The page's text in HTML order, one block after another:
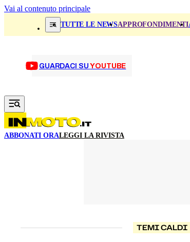
Vai al contenuto principale
TUTTE LE NEWSAPPROFONDIMENTI
GUARDACI SUYOUTUBE
ABBONATI ORALEGGI LA RIVISTA
TEMI CALDI